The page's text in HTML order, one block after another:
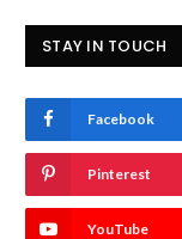
STAY IN TOUCH
Facebook
Pinterest
YouTube